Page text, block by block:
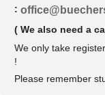
:
( We also need a
We only take
!
Please remember